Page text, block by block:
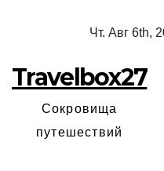
Чт. Авг 6th,
Travelbox27
Сокровища
путешествий